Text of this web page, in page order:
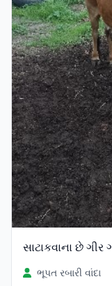
સાટા‌કવાના છે ગીર
ભૂપત રબારી વાંદા